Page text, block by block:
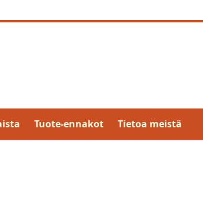
Tuote-ennakot Tietoa meistä